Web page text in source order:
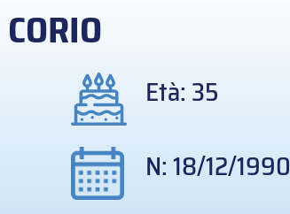
CORIO
Età: 35
N: 18/12/1990